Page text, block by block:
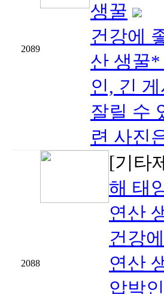
2089
생꿀
건강에
산 생꿀
인, 긴
잘릴 수
련 사진
2088
[기타
해 태
연산
건강
연산
압박